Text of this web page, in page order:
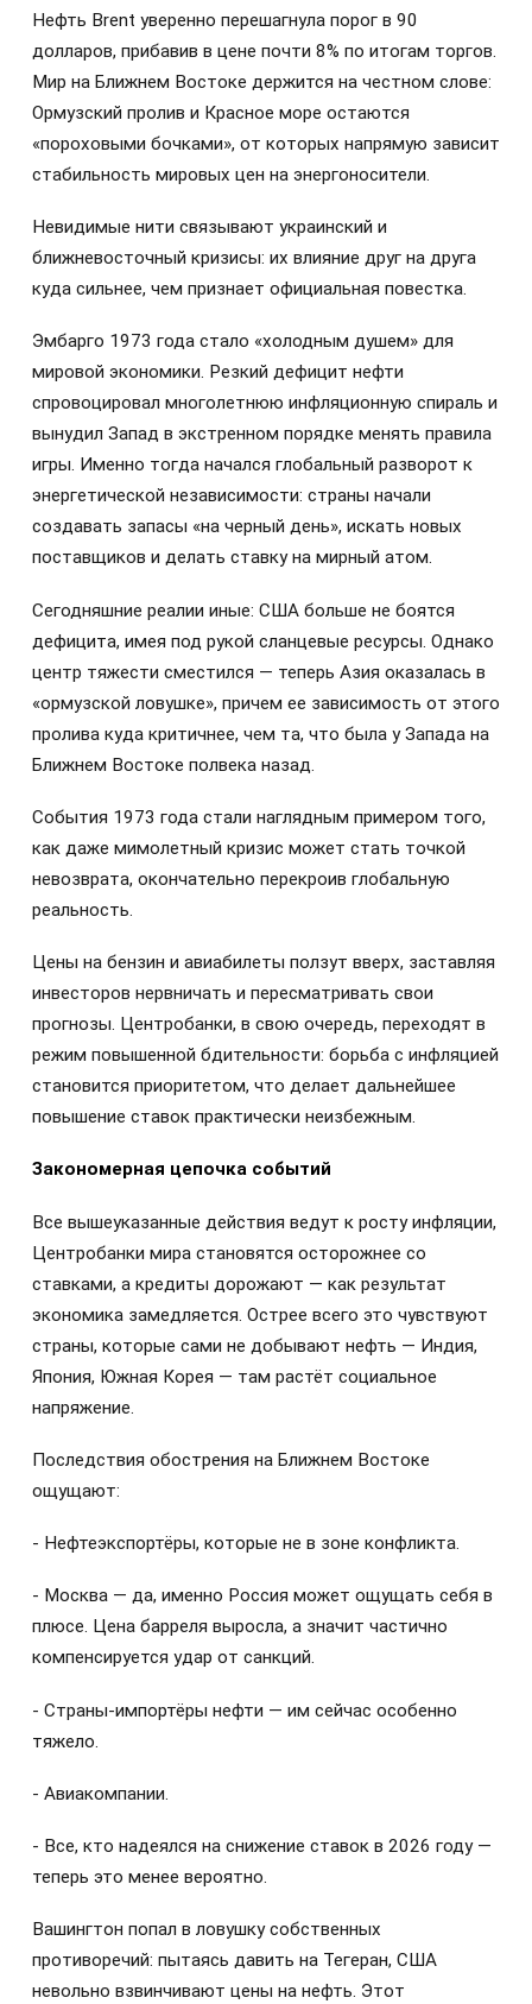
Нефть Brent уверенно перешагнула порог в 90
долларов, прибавив в цене почти 8% по итогам торгов.
Мир на Ближнем Востоке держится на честном слове:
Ормузский пролив и Красное море остаются
«пороховыми бочками», от которых напрямую зависит
стабильность мировых цен на энергоносители.
Невидимые нити связывают украинский и
ближневосточный кризисы: их влияние друг на друга
куда сильнее, чем признает официальная повестка.
Эмбарго 1973 года стало «холодным душем» для
мировой экономики. Резкий дефицит нефти
спровоцировал многолетнюю инфляционную спираль и
вынудил Запад в экстренном порядке менять правила
игры. Именно тогда начался глобальный разворот к
энергетической независимости: страны начали
создавать запасы «на черный день», искать новых
поставщиков и делать ставку на мирный атом.
Сегодняшние реалии иные: США больше не боятся
дефицита, имея под рукой сланцевые ресурсы. Однако
центр тяжести сместился — теперь Азия оказалась в
«ормузской ловушке», причем ее зависимость от этого
пролива куда критичнее, чем та, что была у Запада на
Ближнем Востоке полвека назад.
События 1973 года стали наглядным примером того,
как даже мимолетный кризис может стать точкой
невозврата, окончательно перекроив глобальную
реальность.
Цены на бензин и авиабилеты ползут вверх, заставляя
инвесторов нервничать и пересматривать свои
прогнозы. Центробанки, в свою очередь, переходят в
режим повышенной бдительности: борьба с инфляцией
становится приоритетом, что делает дальнейшее
повышение ставок практически неизбежным.
Закономерная цепочка событий
Все вышеуказанные действия ведут к росту инфляции,
Центробанки мира становятся осторожнее со
ставками, а кредиты дорожают — как результат
экономика замедляется. Острее всего это чувствуют
страны, которые сами не добывают нефть — Индия,
Япония, Южная Корея — там растёт социальное
напряжение.
Последствия обострения на Ближнем Востоке
ощущают:
- Нефтеэкспортёры, которые не в зоне конфликта.
- Москва — да, именно Россия может ощущать себя в
плюсе. Цена барреля выросла, а значит частично
компенсируется удар от санкций.
- Страны-импортёры нефти — им сейчас особенно
тяжело.
- Авиакомпании.
- Все, кто надеялся на снижение ставок в 2026 году —
теперь это менее вероятно.
Вашингтон попал в ловушку собственных
противоречий: пытаясь давить на Тегеран, США
невольно взвинчивают цены на нефть. Этот